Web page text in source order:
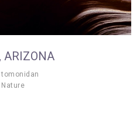
ARIZONA
Nature